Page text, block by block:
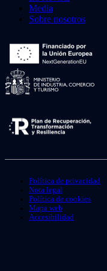
Media
Sobre nosotros
Política de privacidad
Nota legal
Política de cookies
Mapa web
Accesibilidad